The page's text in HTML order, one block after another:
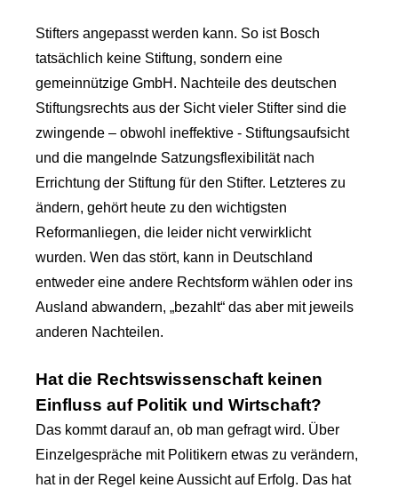
Stifters angepasst werden kann. So ist Bosch
tatsächlich keine Stiftung, sondern eine
gemeinnützige GmbH. Nachteile des deutschen
Stiftungsrechts aus der Sicht vieler Stifter sind die
zwingende – obwohl ineffektive - Stiftungsaufsicht
und die mangelnde Satzungsflexibilität nach
Errichtung der Stiftung für den Stifter. Letzteres zu
ändern, gehört heute zu den wichtigsten
Reformanliegen, die leider nicht verwirklicht
wurden. Wen das stört, kann in Deutschland
entweder eine andere Rechtsform wählen oder ins
Ausland abwandern, „bezahlt“ das aber mit jeweils
anderen Nachteilen.
Hat die Rechtswissenschaft keinen
Einfluss auf Politik und Wirtschaft?
Das kommt darauf an, ob man gefragt wird. Über
Einzelgespräche mit Politikern etwas zu verändern,
hat in der Regel keine Aussicht auf Erfolg. Das hat